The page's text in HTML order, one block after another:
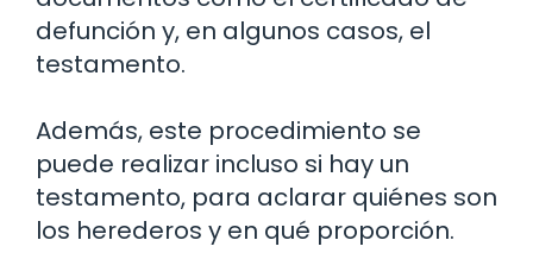
defunción y, en algunos casos, el
testamento.
Además, este procedimiento se
puede realizar incluso si hay un
testamento, para aclarar quiénes son
los herederos y en qué proporción.